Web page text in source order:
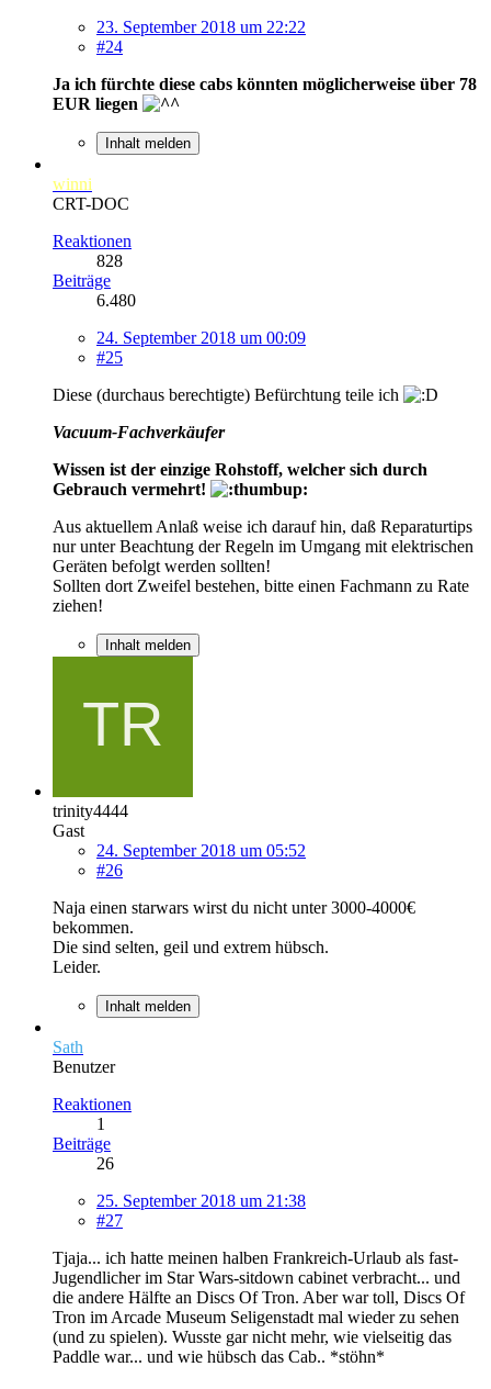
23. September 2018 um 22:22
#24
Ja ich fürchte diese cabs könnten möglicherweise über 78
EUR liegen
Inhalt melden
winni
CRT-DOC
Reaktionen
828
Beiträge
6.480
24. September 2018 um 00:09
#25
Diese (durchaus berechtigte) Befürchtung teile ich
Vacuum-Fachverkäufer
Wissen ist der einzige Rohstoff, welcher sich durch
Gebrauch vermehrt!
Aus aktuellem Anlaß weise ich darauf hin, daß Reparaturtips
nur unter Beachtung der Regeln im Umgang mit elektrischen
Geräten befolgt werden sollten!
Sollten dort Zweifel bestehen, bitte einen Fachmann zu Rate
ziehen!
Inhalt melden
trinity4444
Gast
24. September 2018 um 05:52
#26
Naja einen starwars wirst du nicht unter 3000-4000€
bekommen.
Die sind selten, geil und extrem hübsch.
Leider.
Inhalt melden
Sath
Benutzer
Reaktionen
1
Beiträge
26
25. September 2018 um 21:38
#27
Tjaja... ich hatte meinen halben Frankreich-Urlaub als fast-
Jugendlicher im Star Wars-sitdown cabinet verbracht... und
die andere Hälfte an Discs Of Tron. Aber war toll, Discs Of
Tron im Arcade Museum Seligenstadt mal wieder zu sehen
(und zu spielen). Wusste gar nicht mehr, wie vielseitig das
Paddle war... und wie hübsch das Cab.. *stöhn*